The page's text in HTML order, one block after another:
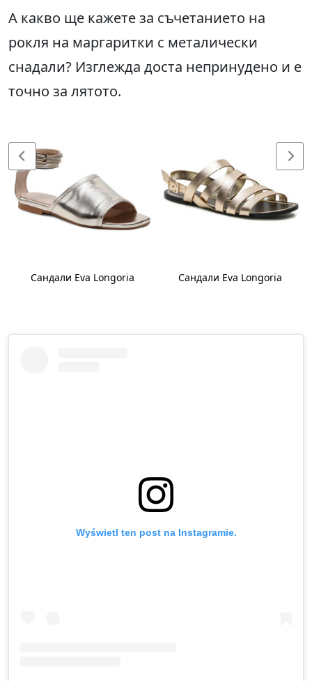
А какво ще кажете за съчетанието на
рокля на маргаритки с металически
снадали? Изглежда доста непринудено и е
точно за лятото.
Сандали Eva Longoria Сандали Eva Longoria
Wyświetl ten post na Instagramie.